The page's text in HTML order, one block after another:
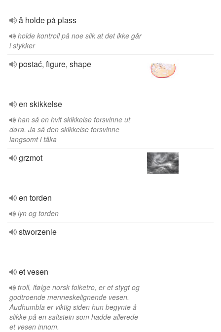
å holde på plass
holde kontroll på noe slik at det ikke går
i stykker
postać, figure, shape
en skikkelse
han så en hvit skikkelse forsvinne ut
døra. Ja så den skikkelse forsvinne
langsomt i tåka
grzmot
en torden
lyn og torden
stworzenie
et vesen
troll, ifølge norsk folketro, er et stygt og
godtroende menneskelignende vesen.
Audhumbla er viktig siden hun begynte å
slikke på en saltstein som hadde allerede
et vesen innom.